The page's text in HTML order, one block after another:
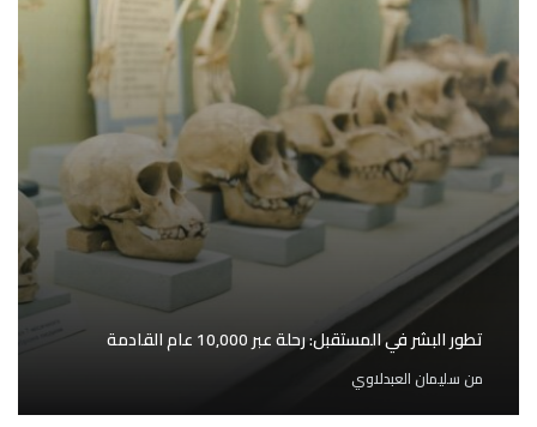
تطور البشر في المستقبل: رحلة عبر 10,000 عام القادمة
من سليمان العبدلاوي